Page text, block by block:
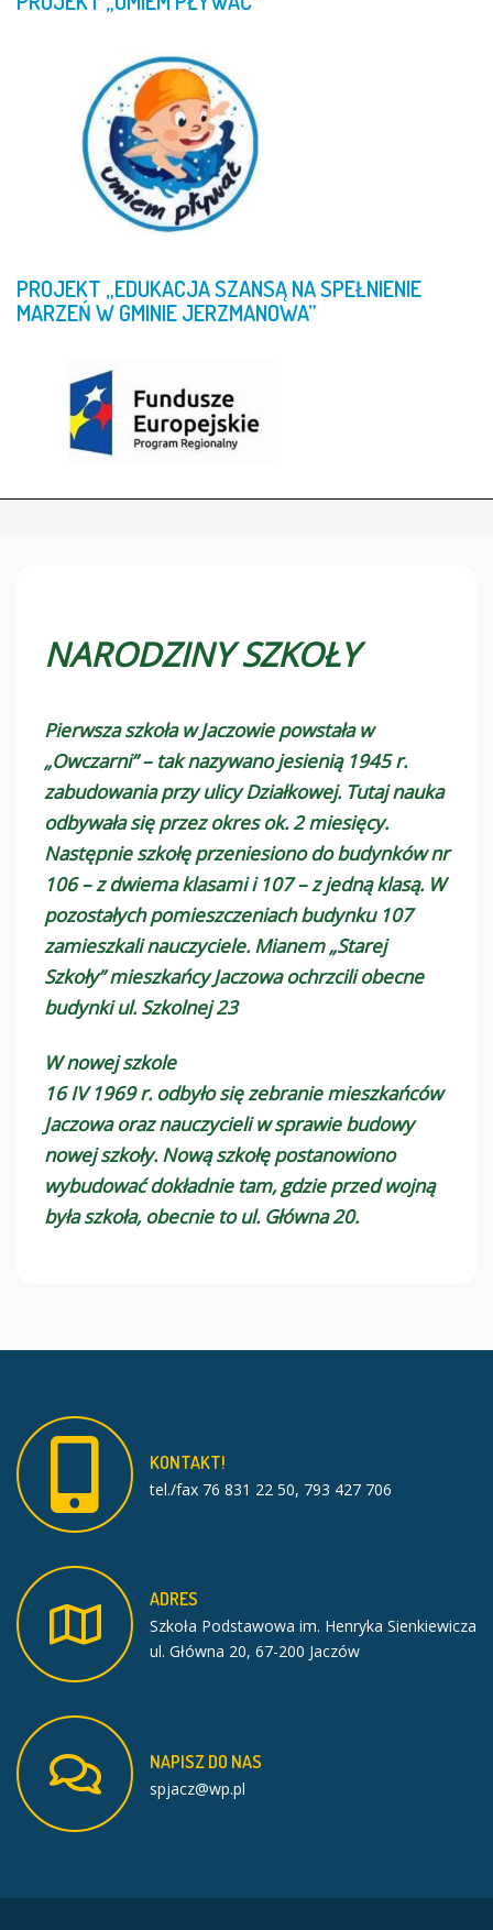
PROJEKT „EDUKACJASZANSĄNASPEŁNIENIE
MARZEŃWGMINIEJERZMANOWA”
NARODZINY SZKOŁY
Pierwsza szkoła w Jaczowie powstała w
„Owczarni” – tak nazywano jesienią 1945 r.
zabudowania przy ulicy Działkowej. Tutaj nauka
odbywała się przez okres ok. 2 miesięcy.
Następnie szkołę przeniesiono do budynków nr
106 – z dwiema klasami i 107 – z jedną klasą. W
pozostałych pomieszczeniach budynku 107
zamieszkali nauczyciele. Mianem „Starej
Szkoły” mieszkańcy Jaczowa ochrzcili obecne
budynki ul. Szkolnej 23
W nowej szkole
16 IV 1969 r. odbyło się zebranie mieszkańców
Jaczowa oraz nauczycieli w sprawie budowy
nowej szkoły. Nową szkołę postanowiono
wybudować dokładnie tam, gdzie przed wojną
była szkoła, obecnie to ul. Główna 20.
KONTAKT!
tel./fax 76 831 22 50, 793 427 706
ADRES
Szkoła Podstawowa im. Henryka Sienkiewicza
ul. Główna 20, 67-200 Jaczów
NAPISZDO NAS
spjacz@wp.pl